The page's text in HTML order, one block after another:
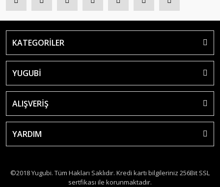
KATEGORİLER
YUGUBİ
ALIŞVERİŞ
YARDIM
©2018 Yugubi. Tüm Hakları Saklıdır. Kredi kartı bilgileriniz 256Bit SSL
sertfikası ile korunmaktadır.